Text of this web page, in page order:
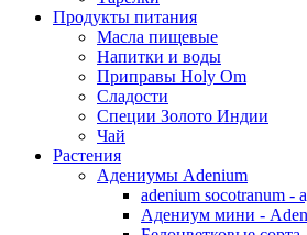
Продукты питания
Масла пищевые
Напитки и воды
Приправы Holy Om
Сладости
Специи Золото Индии
Чай
Растения
Адениумы Adenium
adenium socotranum -
Адениум мини -